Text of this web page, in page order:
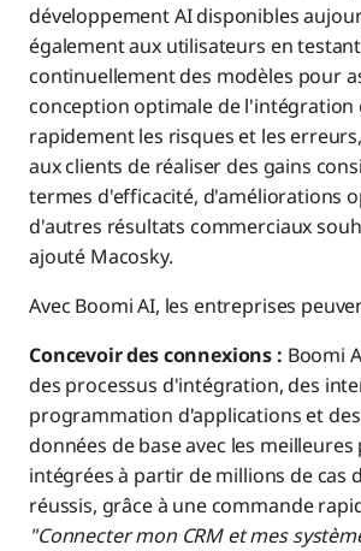
développement AI disponibles
également aux utilisateurs en testant
continuellement des modèles pour
conception optimale de l'intégration
rapidement les risques et les
aux clients de réaliser des gains
termes d'efficacité, d'améliorations
d'autres résultats commerciaux
ajouté Macosky.
Avec Boomi AI, les entreprises
Concevoir des connexions : Boomi
des processus d'intégration, des
programmation d'applications et
données de base avec les
intégrées à partir de millions de cas
réussis, grâce à une commande
"Connecter mon CRM et mes